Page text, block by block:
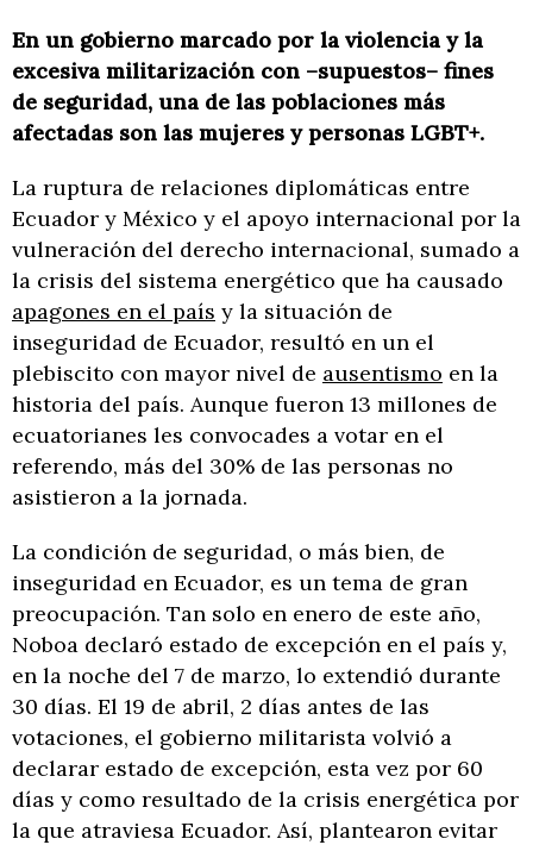
En un gobierno marcado por la violencia y la
excesiva militarización con –supuestos– fines
de seguridad, una de las poblaciones más
afectadas son las mujeres y personas LGBT+.
La ruptura de relaciones diplomáticas entre
Ecuador y México y el apoyo internacional por la
vulneración del derecho internacional, sumado a
la crisis del sistema energético que ha causado
apagones en el país y la situación de
inseguridad de Ecuador, resultó en un el
plebiscito con mayor nivel de ausentismo en la
historia del país. Aunque fueron 13 millones de
ecuatorianes les convocades a votar en el
referendo, más del 30% de las personas no
asistieron a la jornada.
La condición de seguridad, o más bien, de
inseguridad en Ecuador, es un tema de gran
preocupación. Tan solo en enero de este año,
Noboa declaró estado de excepción en el país y,
en la noche del 7 de marzo, lo extendió durante
30 días. El 19 de abril, 2 días antes de las
votaciones, el gobierno militarista volvió a
declarar estado de excepción, esta vez por 60
días y como resultado de la crisis energética por
la que atraviesa Ecuador. Así, plantearon evitar